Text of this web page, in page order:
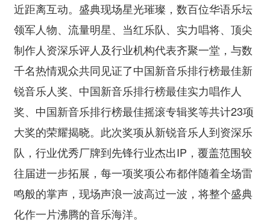
近距离互动。盛典现场星光璀璨，数百位华语乐坛
领军人物、流量明星、当红乐队、实力唱将、顶尖
制作人资深乐评人及行业机构代表齐聚一堂，与数
千名热情观众共同见证了中国新音乐排行榜最佳新
锐音乐人奖、中国新音乐排行榜最佳实力唱作人
奖、中国新音乐排行榜最佳摇滚专辑奖等共计23项
大奖的荣耀揭晓。此次奖项从新锐音乐人到资深乐
队，行业优秀厂牌到先锋行业杰出IP，覆盖范围较
往届进一步拓展，每一项奖项公布都伴随着全场雷
鸣般的掌声，现场声浪一波高过一波，将整个盛典
化作一片沸腾的音乐海洋。